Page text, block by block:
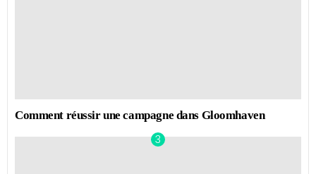
Comment réussir une campagne dans Gloomhaven